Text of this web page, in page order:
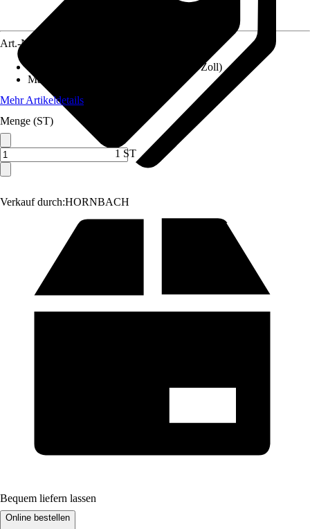
Verkauf durch:HORNBACH
Art.-Nr.
25 mm (1Zoll), 19 mm (3/4 Zoll)
Material
Mehr Artikeldetails
Menge (ST)
1 ST
Bequem liefern lassen
Online bestellen